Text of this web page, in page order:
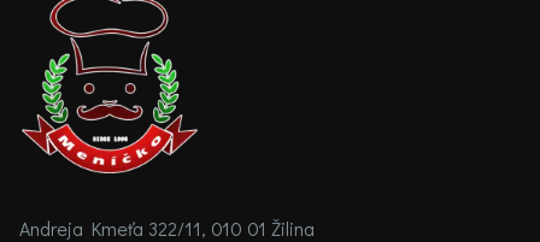
Andreja Kmeťa 322/11, 010 01 Žilina